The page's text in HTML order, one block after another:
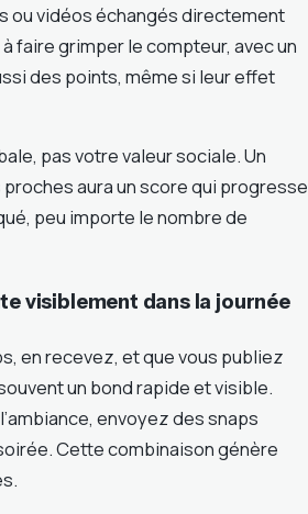
ou vidéos échangés directement
faire grimper le compteur, avec un
des points, même si leur effet
pas votre valeur sociale. Un
aura un score qui progresse
peu importe le nombre de
visiblement dans la journée
en recevez, et que vous publiez
un bond rapide et visible.
envoyez des snaps
Cette combinaison génère